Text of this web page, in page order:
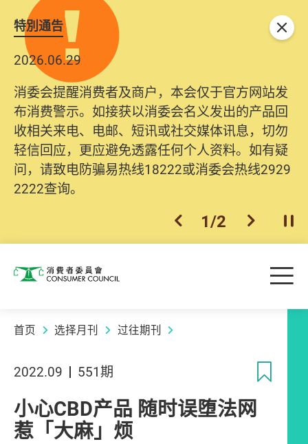
特別通告
2026.06.29
消委会提醒消费者及商户，本会仅于官方网站发
布消费警示。如接获以消委会名义发出的产品回
收相关来电、电邮、短讯或社交媒体讯息，切勿
轻信回应，更应避免透露任何个人资料。如有疑
问，请致电防骗易热线18222或消委会热线2929
2222查询。
上一个
1/2 下一个开
关闭
消费者委员会 目
首页 选择月刊 过往期刊
2022.09 551期
小心CBD产品 随时误堕法网
惹「大麻」烦